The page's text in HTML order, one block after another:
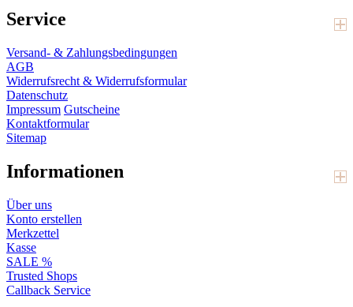
Service
Versand- & Zahlungsbedingungen
AGB
Widerrufsrecht & Widerrufsformular
Datenschutz
Impressum Gutscheine
Kontaktformular
Sitemap
Informationen
Über uns
Konto erstellen
Merkzettel
Kasse
SALE %
Trusted Shops
Callback Service